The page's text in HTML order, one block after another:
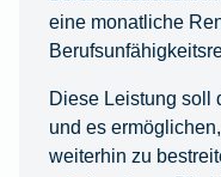
eine monatliche
Diese Leistung soll
und es
weiterhin zu